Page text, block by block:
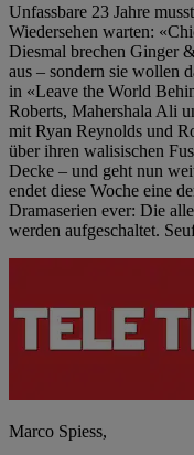
Unfassbare 23 Jahre
Wiedersehen warten:
Diesmal brechen Ginger
aus – sondern sie wollen
in «Leave the World
Roberts, Mahershala Ali
mit Ryan Reynolds und
über ihren walisischen
Decke – und geht nun
endet diese Woche eine
Dramaserien ever: Die
werden aufgeschaltet.
Marco Spiess,